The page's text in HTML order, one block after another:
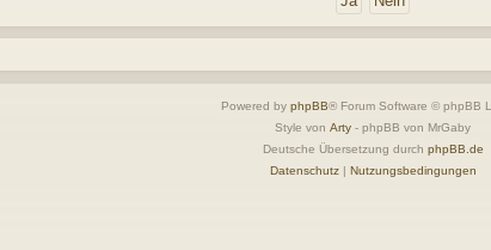
Powered by phpBB® Forum Software © phpBB
Style von Arty - phpBB von MrGaby
Deutsche Übersetzung durch phpBB.de
Datenschutz| Nutzungsbedingungen